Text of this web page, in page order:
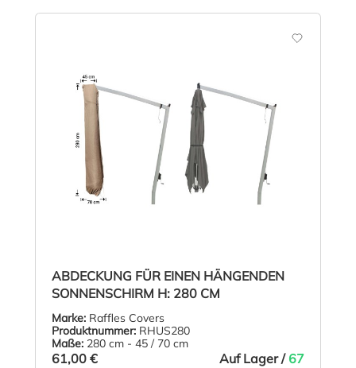
ABDECKUNG FÜR EINEN HÄNGENDEN
SONNENSCHIRM H: 280 CM
Marke: Raffles Covers
Produktnummer: RHUS280
Maße: 280 cm - 45 / 70 cm
61,00 € Auf Lager / 67